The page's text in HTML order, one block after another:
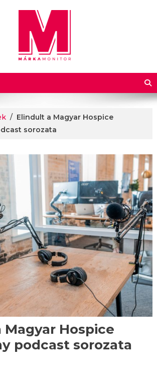
/ Elindult a Magyar Hospice
sorozata
Hospice
podcast sorozata